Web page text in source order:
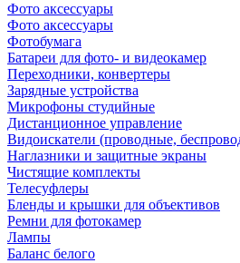
Фото аксессуары
Фото аксессуары
Фотобумага
Батареи для фото- и видеокамер
Переходники, конвертеры
Зарядные устройства
Микрофоны студийные
Дистанционное управление
Видоискатели (проводные,
Наглазники и защитные экраны
Чистящие комплекты
Телесуфлеры
Бленды и крышки для объективов
Ремни для фотокамер
Лампы
Баланс белого